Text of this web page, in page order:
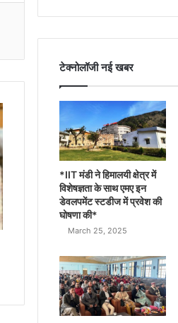
टेक्नोलॉजी नई खबर
*IIT मंडी ने हिमालयी क्षेत्र में
विशेषज्ञता के साथ एमए इन
डेवलपमेंट स्टडीज में प्रवेश की
घोषणा की*
March 25, 2025